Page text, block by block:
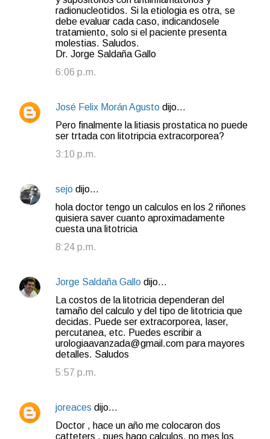
radionucleotidos. Si la etiologia es otra, se
debe evaluar cada caso, indicandosele
tratamiento, solo si el paciente presenta
molestias. Saludos.
Dr. Jorge Saldaña Gallo
6:06 p.m.
José Felix Morán Agusto dijo…
Pero finalmente la litiasis prostatica no puede
ser trtada con litotripcia extracorporea?
3:10 p.m.
sejo dijo…
hola doctor tengo un calculos en los 2 riñones
quisiera saver cuanto aproximadamente
cuesta una litotricia
8:24 p.m.
Jorge Saldaña Gallo dijo…
La costos de la litotricia dependeran del
tamaño del calculo y del tipo de litotricia que
decidas. Puede ser extracorporea, laser,
percutanea, etc. Puedes escribir a
urologiaavanzada@gmail.com para mayores
detalles. Saludos
5:57 p.m.
joreaces dijo…
Doctor , hace un año me colocaron dos
catteters , pues hago calculos, no mes los